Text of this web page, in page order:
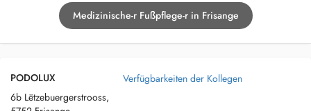
Medizinische-r Fußpflege-r in Frisange
PODOLUX
6b Lëtzebuergerstrooss,
Verfügbarkeiten der Kollegen